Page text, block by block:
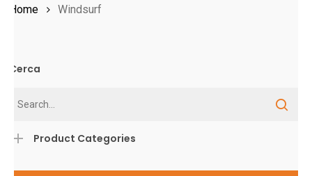
Home Windsurf
Cerca
Product Categories